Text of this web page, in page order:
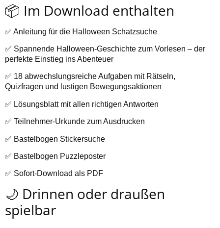
📦 Im Download enthalten
✅ Anleitung für die Halloween Schatzsuche
✅ Spannende Halloween-Geschichte zum Vorlesen – der
perfekte Einstieg ins Abenteuer
✅ 18 abwechslungsreiche Aufgaben mit Rätseln,
Quizfragen und lustigen Bewegungsaktionen
✅ Lösungsblatt mit allen richtigen Antworten
✅ Teilnehmer-Urkunde zum Ausdrucken
✅ Bastelbogen Stickersuche
✅ Bastelbogen Puzzleposter
✅ Sofort-Download als PDF
🌙 Drinnen oder draußen
spielbar